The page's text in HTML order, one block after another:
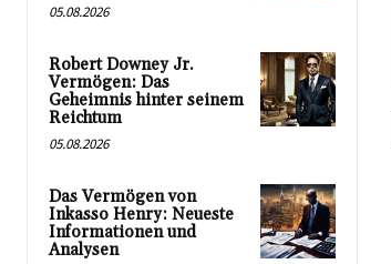
05.08.2026
Robert Downey Jr.
Vermögen: Das
Geheimnis hinter seinem
Reichtum
05.08.2026
Das Vermögen von
Inkasso Henry: Neueste
Informationen und
Analysen